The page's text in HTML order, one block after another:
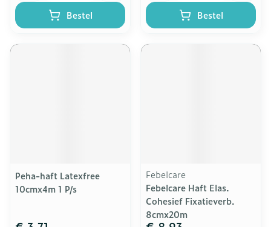
Bestel Bestel
Peha-haft Latexfree
10cmx4m 1 P/s
Febelcare
Febelcare Haft Elas.
Cohesief Fixatieverb.
8cmx20m